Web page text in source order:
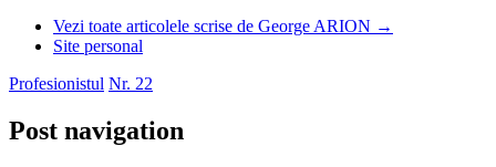
Vezi toate articolele scrise de George ARION →
Site personal
Profesionistul Nr. 22
Post navigation